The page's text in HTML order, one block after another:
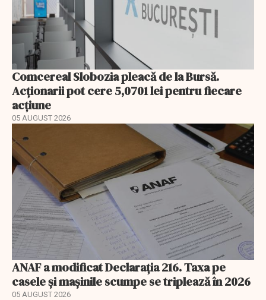
Comcereal Slobozia pleacă de la Bursă.
Acționarii pot cere 5,0701 lei pentru fiecare
acțiune
05 AUGUST 2026
ANAF a modificat Declarația 216. Taxa pe
casele și mașinile scumpe se triplează în 2026
05 AUGUST 2026